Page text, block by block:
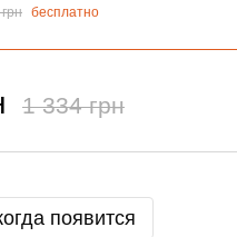
бесплатно
1 334 грн
появится